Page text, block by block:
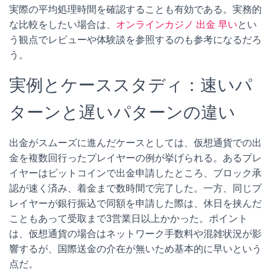
実際の平均処理時間を確認することも有効である。実務的
な比較をしたい場合は、 オンラインカジノ 出金 早いとい
う観点でレビューや体験談を参照するのも参考になるだろ
う。
実例とケーススタディ：速いパ
ターンと遅いパターンの違い
出金がスムーズに進んだケースとしては、仮想通貨での出
金を複数回行ったプレイヤーの例が挙げられる。あるプレ
イヤーはビットコインで出金申請したところ、ブロック承
認が速く済み、着金まで数時間で完了した。一方、同じプ
レイヤーが銀行振込で同額を申請した際は、休日を挟んだ
こともあって受取まで3営業日以上かかった。ポイント
は、仮想通貨の場合はネットワーク手数料や混雑状況が影
響するが、国際送金の介在が無いため基本的に早いという
点だ。